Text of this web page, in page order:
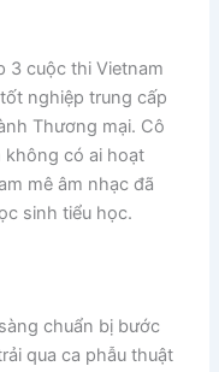
3 cuộc thi Vietnam
nghiệp trung cấp
Thương mại. Cô
không có ai hoạt
mê âm nhạc đã
sinh tiểu học.
chuẩn bị bước
qua ca phẫu thuật